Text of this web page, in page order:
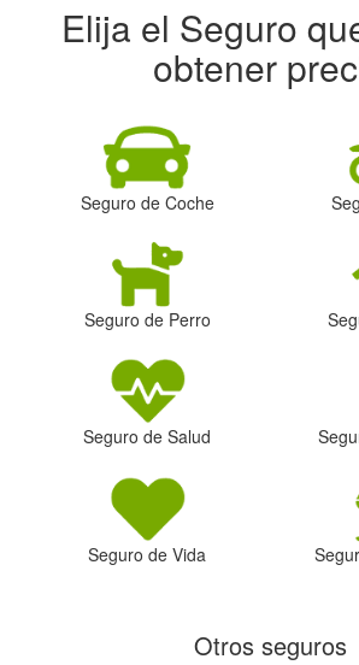
Elija el Seguro
obtener
Seguro de Coche
Seguro de Perro
Seguro de Salud
Seguro de Vida
Otros seguros